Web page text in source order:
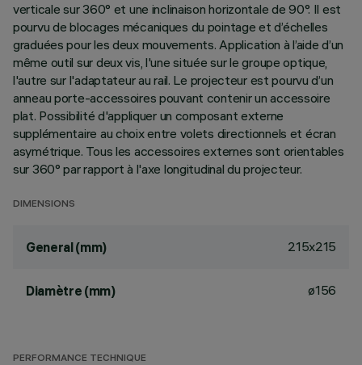
verticale sur 360° et une inclinaison horizontale de 90°. Il est
pourvu de blocages mécaniques du pointage et d’échelles
graduées pour les deux mouvements. Application à l’aide d’un
même outil sur deux vis, l'une située sur le groupe optique,
l'autre sur l'adaptateur au rail. Le projecteur est pourvu d’un
anneau porte-accessoires pouvant contenir un accessoire
plat. Possibilité d'appliquer un composant externe
supplémentaire au choix entre volets directionnels et écran
asymétrique. Tous les accessoires externes sont orientables
sur 360° par rapport à l'axe longitudinal du projecteur.
DIMENSIONS
General (mm) 215x215
Diamètre (mm) ø156
PERFORMANCE TECHNIQUE